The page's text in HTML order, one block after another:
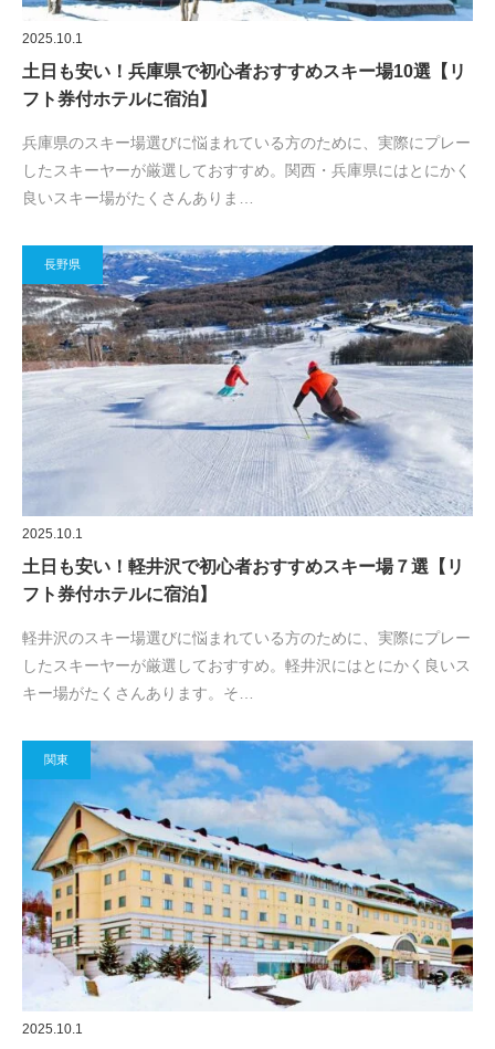
2025.10.1
土日も安い！兵庫県で初心者おすすめスキー場10選【リ
フト券付ホテルに宿泊】
兵庫県のスキー場選びに悩まれている方のために、実際にプレー
したスキーヤーが厳選しておすすめ。関西・兵庫県にはとにかく
良いスキー場がたくさんありま…
長野県
2025.10.1
土日も安い！軽井沢で初心者おすすめスキー場７選【リ
フト券付ホテルに宿泊】
軽井沢のスキー場選びに悩まれている方のために、実際にプレー
したスキーヤーが厳選しておすすめ。軽井沢にはとにかく良いス
キー場がたくさんあります。そ…
関東
2025.10.1